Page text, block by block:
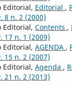
Editorial, Editorial ,
8 n. 2 (2000)
Editorial, Contents ,
17 n. 1 (2009)
Editorial, AGENDA ,
15 n. 2 (2007)
Editorial, Agenda ,
21 n. 2 (2013)